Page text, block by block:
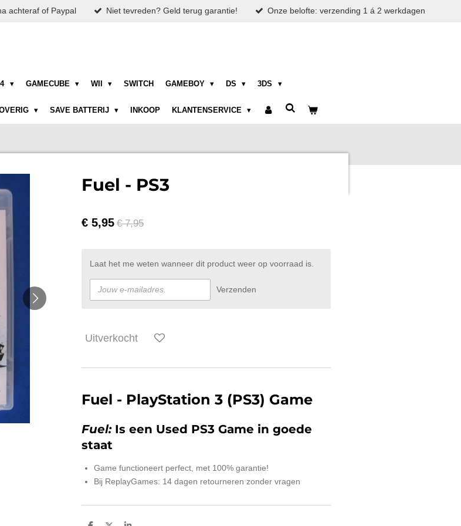
achteraf of Paypal Niet tevreden? Geld terug garantie! Onze belofte: verzending 1 á 2 werkdagen
GAMECUBE WII SWITCH GAMEBOY DS 3DS
SAVE BATTERIJ INKOOP KLANTENSERVICE
Fuel - PS3
€ 5,95 € 7,95
Laat het me weten wanneer dit product weer op voorraad is.
Verzenden
Uitverkocht
Fuel - PlayStation 3 (PS3) Game
Fuel: Is een Used PS3 Game in goede
staat
Game functioneert perfect, met 100% garantie!
Bij ReplayGames: 14 dagen retourneren zonder vragen